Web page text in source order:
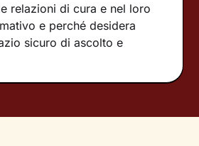
relazioni di cura e nel loro
e perché desidera
sicuro di ascolto e